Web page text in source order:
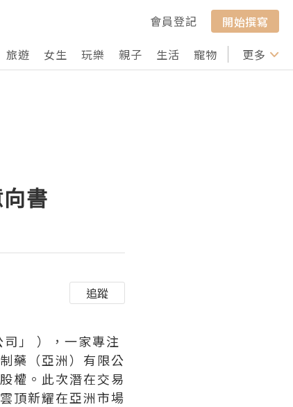
會員登記
開始撰寫
旅遊 女生 玩樂 親子 生活 寵物 行山 打卡
更多
書
追蹤
」 ），一家專注
藥（亞洲）有限公
權。此次潛在交易
頂新耀在亞洲市場